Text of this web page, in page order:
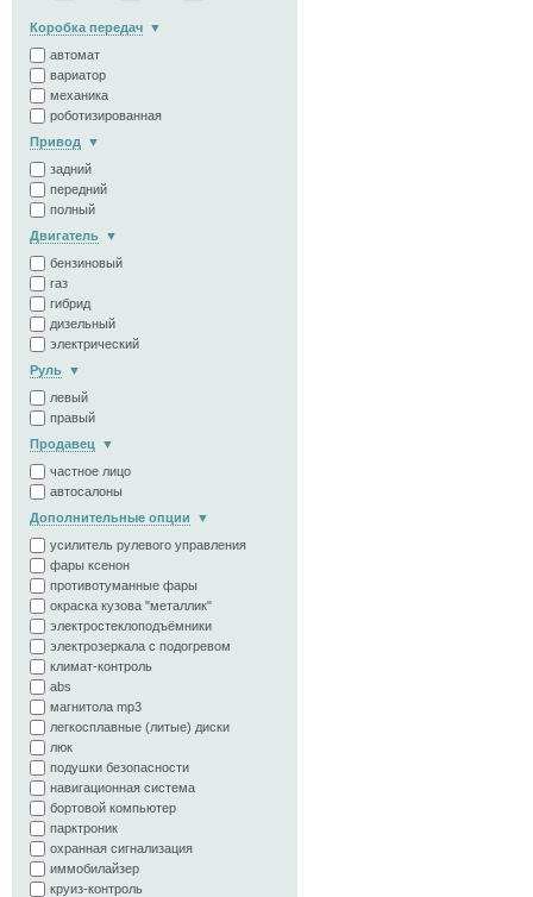
Коробка передач
автомат
вариатор
механика
роботизированная
Привод
задний
передний
полный
Двигатель
бензиновый
газ
гибрид
дизельный
электрический
Руль
левый
правый
Продавец
частное лицо
автосалоны
Дополнительные опции
усилитель рулевого управления
фары ксенон
противотуманные фары
окраска кузова "металлик"
электростеклоподъёмники
электрозеркала с подогревом
климат-контроль
abs
магнитола mp3
легкосплавные (литые) диски
люк
подушки безопасности
навигационная система
бортовой компьютер
парктроник
охранная сигнализация
иммобилайзер
круиз-контроль